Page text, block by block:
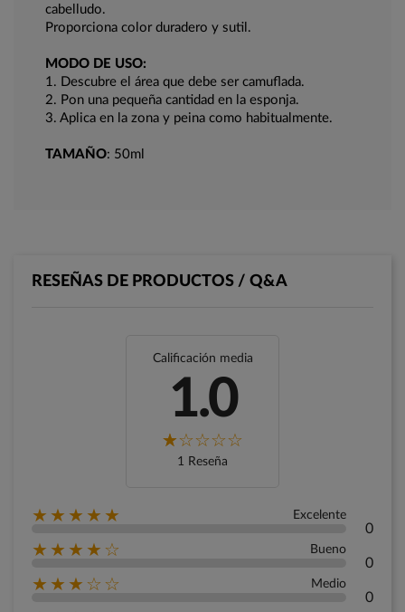
cabelludo.
Proporciona color duradero y sutil.
MODO DE USO:
1. Descubre el área que debe ser camuflada.
2. Pon una pequeña cantidad en la esponja.
3. Aplica en la zona y peina como habitualmente.
TAMAÑO: 50ml
RESEÑAS DE PRODUCTOS / Q&A
Calificación media
1.0
1 Reseña
★★★★★ Excelente
0
★★★★☆ Bueno
0
★★★☆☆ Medio
0